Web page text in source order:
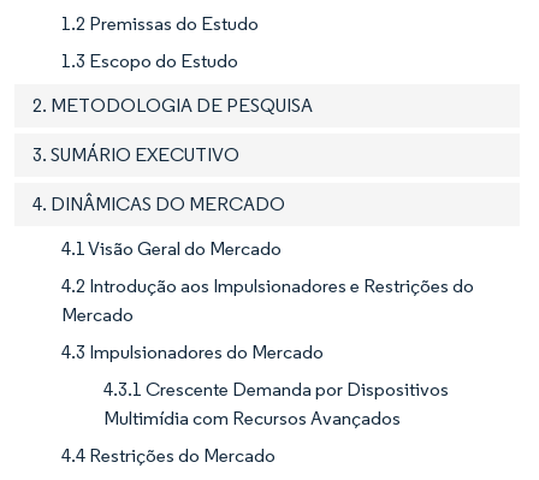
1.2 Premissas do Estudo
1.3 Escopo do Estudo
2. METODOLOGIA DE PESQUISA
3. SUMÁRIO EXECUTIVO
4. DINÂMICAS DO MERCADO
4.1 Visão Geral do Mercado
4.2 Introdução aos Impulsionadores e Restrições do
Mercado
4.3 Impulsionadores do Mercado
4.3.1 Crescente Demanda por Dispositivos
Multimídia com Recursos Avançados
4.4 Restrições do Mercado